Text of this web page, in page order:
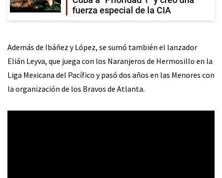
fuerza especial de la CIA
Además de Ibáñez y López, se sumó también el lanzador
Elián Leyva, que juega con los Naranjeros de Hermosillo en la
Liga Mexicana del Pacífico y pasó dos años en las Menores con
la organización de los Bravos de Atlanta.